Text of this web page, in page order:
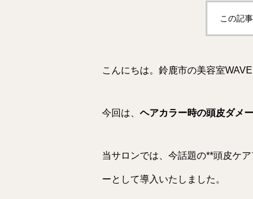
この記
こんにちは。鈴鹿市の美容室
今回は、 ヘアカラー時の頭皮ダメ
当サロンでは、今話題の**頭皮ケ
ーとして導入いたしました。